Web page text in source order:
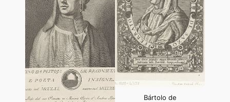
Bártolo de